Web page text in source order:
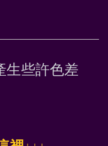
些許色差